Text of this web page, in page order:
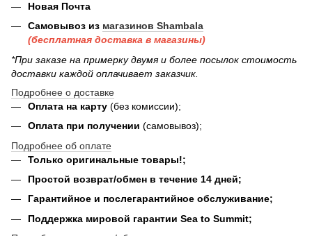
Новая Почта
Самовывоз из магазинов Shambala
(бесплатная доставка в магазины)
*При заказе на примерку двумя и более посылок стоимость
доставки каждой оплачивает заказчик.
Подробнее о доставке
Оплата на карту (без комиссии);
Оплата при получении (самовывоз);
Подробнее об оплате
Только оригинальные товары!;
Простой возврат/обмен в течение 14 дней;
Гарантийное и послегарантийное обслуживание;
Поддержка мировой гарантии Sea to Summit;